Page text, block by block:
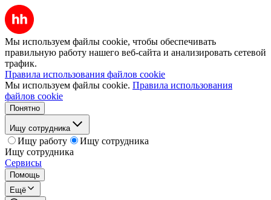
Мы используем файлы cookie, чтобы обеспечивать
правильную работу нашего веб-сайта и анализировать сетевой
трафик.
Правила использования файлов cookie
Мы используем файлы cookie. Правила использования
файлов cookie
Понятно
Ищу сотрудника
Ищу работу
Ищу сотрудника
Ищу сотрудника
Сервисы
Помощь
Ещё